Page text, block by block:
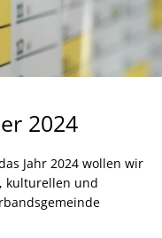
2024
Jahr 2024 wollen wir
kulturellen und